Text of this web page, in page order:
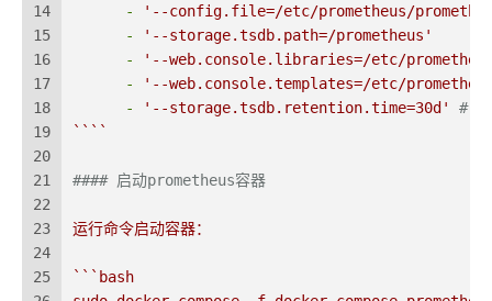
14
15
16
17
18
19
20
21
22
23
24
25
-
'--config.file=/etc/prometheus/
-
'--storage.tsdb.path=/prometheus'
-
'--web.console.libraries=/etc/
-
'--web.console.templates=/etc/
-
'--storage.tsdb.retention.time=30d'
# 可
````
#### 启动prometheus容器
运行命令启动容器：
```bash